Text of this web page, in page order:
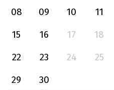
08
09 10 11
15
16 17 18
22
23 24 25
29
30